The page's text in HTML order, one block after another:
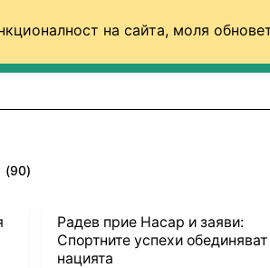
на сайта, моля
(90)
Радев прие Насар и заяви:
Спортните успехи обединяват
нацията